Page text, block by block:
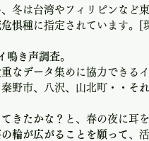
冬は台湾やフィリピンなど
惧種に指定されています。
鳴き声調査。
なデータ集めに協力できる
野市、八沢、山北町・・ そ
きたかな？ と、春の夜に耳
輪が広がることを願って、